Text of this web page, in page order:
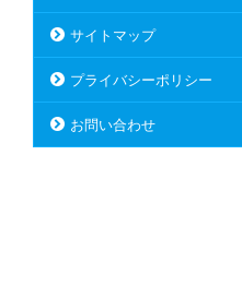
サイトマップ
プライバシーポリシー
お問い合わせ